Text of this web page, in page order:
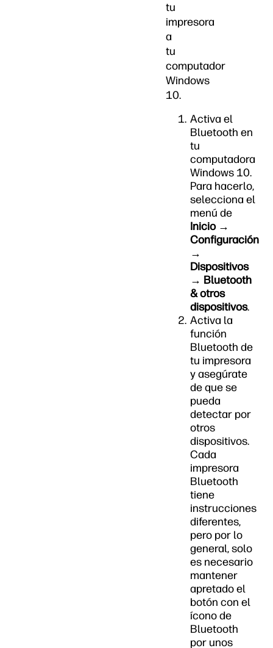
tu
impresora
a
tu
computador
Windows
10.
Activa el
Bluetooth en
tu
computadora
Windows 10.
Para hacerlo,
selecciona el
menú de
Inicio →
Configuración
→
Dispositivos
→ Bluetooth
& otros
dispositivos.
Activa la
función
Bluetooth de
tu impresora
y asegúrate
de que se
pueda
detectar por
otros
dispositivos.
Cada
impresora
Bluetooth
tiene
instrucciones
diferentes,
pero por lo
general, solo
es necesario
mantener
apretado el
botón con el
ícono de
Bluetooth
por unos